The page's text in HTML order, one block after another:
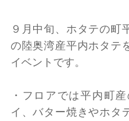
９月中旬、ホタテの町
の陸奥湾産平内ホタテ
イベントです。
・フロアでは平内町
イ、バター焼きやホタ